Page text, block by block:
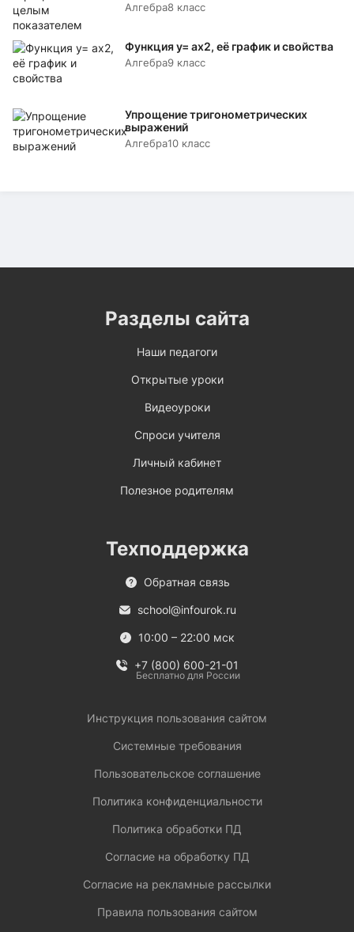
Алгебра8 класс
Функция y= аx2, её график и свойства
Алгебра9 класс
Упрощение тригонометрических
выражений
Алгебра10 класс
Разделы сайта
Наши педагоги
Открытые уроки
Видеоуроки
Спроси учителя
Личный кабинет
Полезное родителям
Техподдержка
Обратная связь
school@infourok.ru
10:00 – 22:00 мск
+7 (800) 600-21-01
Бесплатно для России
Инструкция пользования сайтом
Системные требования
Пользовательское соглашение
Политика конфиденциальности
Политика обработки ПД
Согласие на обработку ПД
Согласие на рекламные рассылки
Правила пользования сайтом